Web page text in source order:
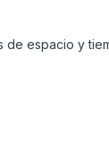
de espacio y